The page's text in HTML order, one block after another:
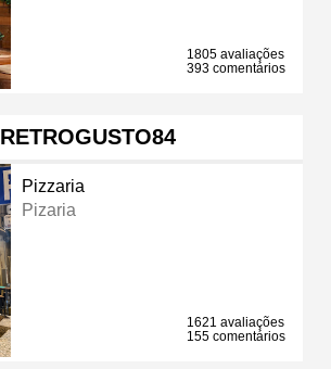
1805 avaliações
393 comentários
RETROGUSTO84
Pizzaria
Pizaria
1621 avaliações
155 comentários